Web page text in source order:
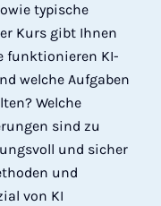
typische
Kurs gibt Ihnen
funktionieren KI-
welche Aufgaben
Welche
sind zu
und sicher
und
von KI